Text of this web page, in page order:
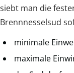
siebt man die
Brennnesselsud
minimale
maximale